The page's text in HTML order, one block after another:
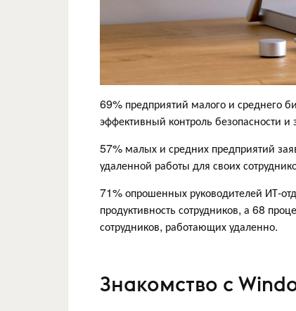
69% предприятий малого и среднего
эффективный контроль безопасности
57% малых и средних предприятий
удаленной работы для своих
71% опрошенных руководителей ИТ-
продуктивность сотрудников, а 68
сотрудников, работающих удаленно.
Знакомство с